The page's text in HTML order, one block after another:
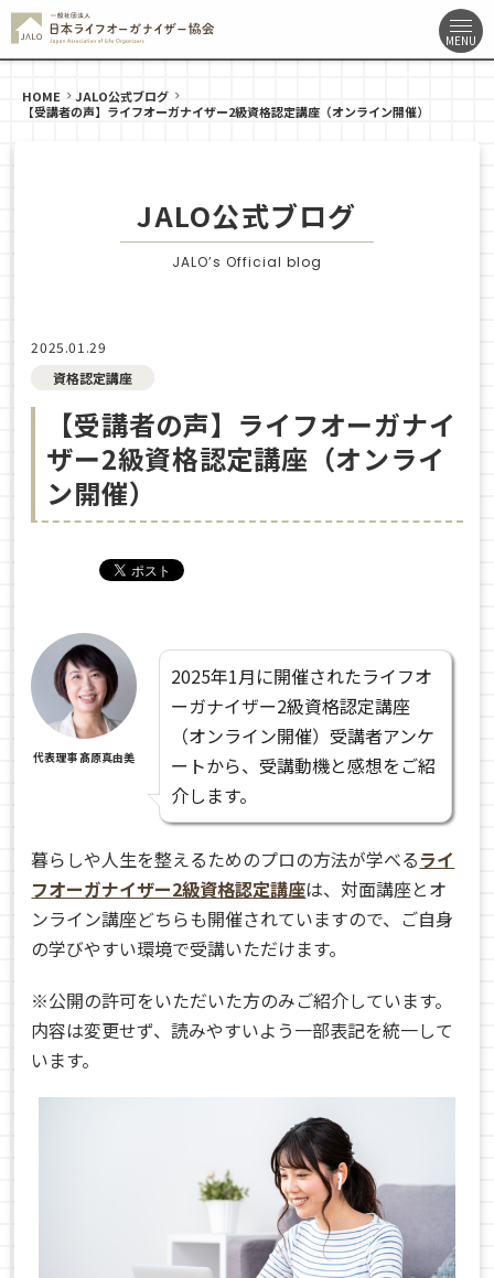
HOME
JALO公式ブログ
【受講者の声】ライフオーガナイザー2級資格認定講座（オンライン開催）
JALO公式ブログ
JALO’s Official blog
2025.01.29
資格認定講座
【受講者の声】ライフオーガナイ
ザー2級資格認定講座（オンライ
ン開催）
代表理事 髙原真由美
2025年1月に開催されたライフオ
ーガナイザー2級資格認定講座
（オンライン開催）受講者アンケ
ートから、受講動機と感想をご紹
介します。
暮らしや人生を整えるためのプロの方法が学べるライ
フオーガナイザー2級資格認定講座は、対面講座とオ
ンライン講座どちらも開催されていますので、ご自身
の学びやすい環境で受講いただけます。
※公開の許可をいただいた方のみご紹介しています。
内容は変更せず、読みやすいよう一部表記を統一して
います。